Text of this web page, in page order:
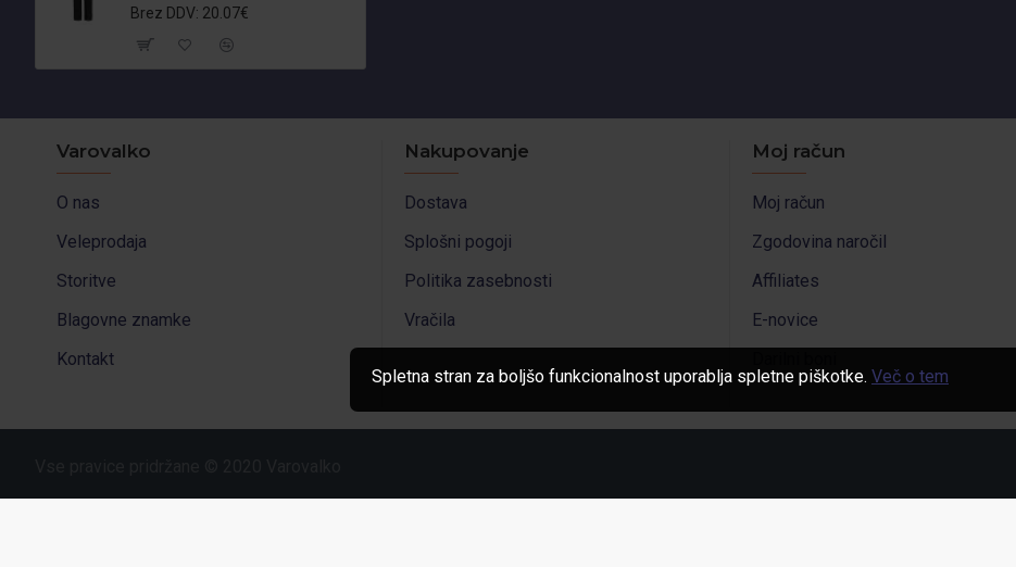
Brez DDV: 20.07€
Varovalko
O nas
Veleprodaja
Storitve
Blagovne znamke
Kontakt
Nakupovanje
Dostava
Splošni pogoji
Politika zasebnosti
Vračila
Moj račun
Moj račun
Zgodovina naročil
Affiliates
E-novice
Spletna stran za boljšo funkcionalnost uporablja spletne piškotke. Več o tem